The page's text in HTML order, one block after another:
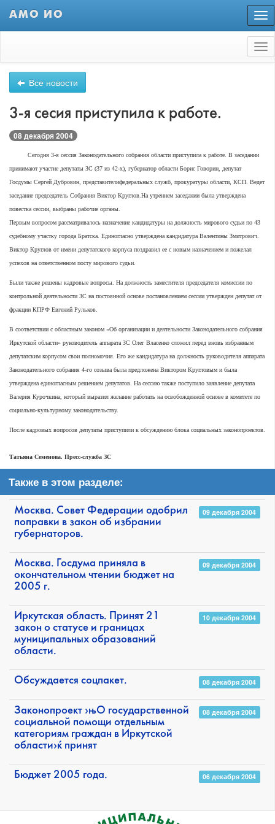
АМО ИО
Все новости
3-я сесия приступила к работе.
08 декабря 2004
Сегодня 3-я сессия Законодательного собрания области приступила к работе. В заседании
принимают участие депутаты ЗС (37 из 42-х), губернатор области Борис Говорин, депутат
Госдумы Сергей Дубровин, представителифедеральных служб, прокуратуры области, КСП. Ведет
заседание председатель Собрания Виктор Круглов.На утреннем заседании была утверждена
повестка сессии, выбраны рабочие органы.
Первым вопросом рассматривалось назначение кандидатуры на должность мирового судьи по 43
судебному участку города Братска. Единогласно утверждена кандидатура Валентины Змитрович.
Виктор Круглов от имени депутатского корпуса поздравил ее с новым назначением и пожелал
успехов на ответственном посту мирового судьи.
Были также решены кадровые вопросы. На должность заместителя председателя комиссии по
контрольной деятельности ЗС на постоянной основе постановлением сессии утвержден депутат от
фракции КПРФ Евгений Рульков.
В соответствии с областным законом «Об организации и деятельности Законодательного собрания
Иркутской области» руководитель аппарата ЗС Олег Власенко сложил перед вновь избранным
депутатским корпусом свои полномочия. Его же кандидатура на должность руководителя аппарата
Законодательного собрания 4-го созыва была предложена Виктором Кругловым и была
утверждена единогласным решением депутатов. На сессию также поступило заявление депутата
Валерия Курочкина, который выразил желание работать на освобожденной основе в комитете по
социально-культурному законодательству.
После кадровых вопросов депутаты приступили к обсуждению блока социальных законопроектов.
Татьяна Семенова. Пресс-служба ЗС
Также в этом разделе:
Москва. Совет Федерации одобрил
поправки в закон об избрании
губернаторов.
09 декабря 2004
Москва. Госдума приняла в
окончательном чтении бюджет на
2005 г.
09 декабря 2004
Иркутская область. Принят 21
закон о статусе и границах
муниципальных образований
области.
10 декабря 2004
Обсуждается соцпакет. 08 декабря 2004
Законопроект ›њО государственной
социальной помощи отдельным
категориям граждан в Иркутской
области›ќ принят
08 декабря 2004
Бюджет 2005 года. 06 декабря 2004